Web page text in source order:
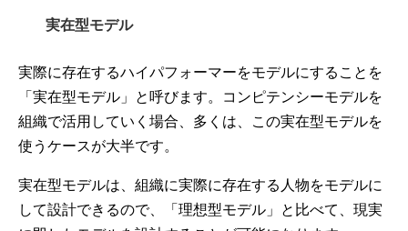
実在型モデル
実際に存在するハイパフォーマーをモデルにすることを
「実在型モデル」と呼びます。コンピテンシーモデルを
組織で活用していく場合、多くは、この実在型モデルを
使うケースが大半です。
実在型モデルは、組織に実際に存在する人物をモデルに
して設計できるので、「理想型モデル」と比べて、現実